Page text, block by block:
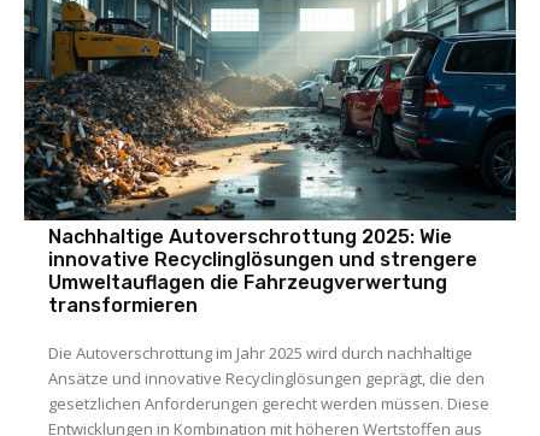
Nachhaltige Autoverschrottung 2025: Wie
innovative Recyclinglösungen und strengere
Umweltauflagen die Fahrzeugverwertung
transformieren
Die Autoverschrottung im Jahr 2025 wird durch nachhaltige
Ansätze und innovative Recyclinglösungen geprägt, die den
gesetzlichen Anforderungen gerecht werden müssen. Diese
Entwicklungen in Kombination mit höheren Wertstoffen aus